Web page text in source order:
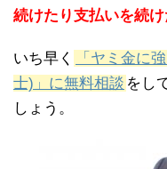
続けたり支払いを続
いち早く
「ヤミ金に
士)」に無料相談 をし
しょう。